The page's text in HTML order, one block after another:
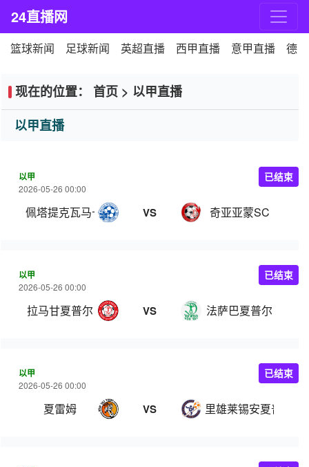
24直播网
篮球新闻 足球新闻 英超直播 西甲直播 意甲直播 德
现在的位置： 首页 > 以甲直播
以甲直播
以甲
2026-05-26 00:00
佩塔提克瓦马卡比 VS 奇亚亚蒙SC
已结束
以甲
2026-05-26 00:00
拉马甘夏普尔 VS 法萨巴夏普尔
已结束
以甲
2026-05-26 00:00
夏雷姆 VS 里雄莱锡安夏普尔
已结束